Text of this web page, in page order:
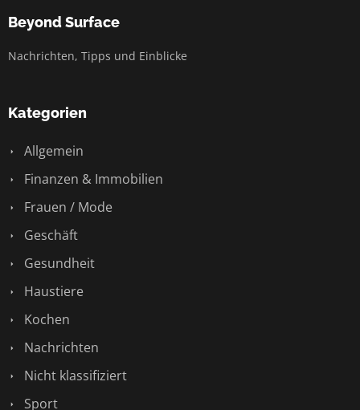
Beyond Surface
Nachrichten, Tipps und Einblicke
Kategorien
Allgemein
Finanzen & Immobilien
Frauen / Mode
Geschäft
Gesundheit
Haustiere
Kochen
Nachrichten
Nicht klassifiziert
Sport